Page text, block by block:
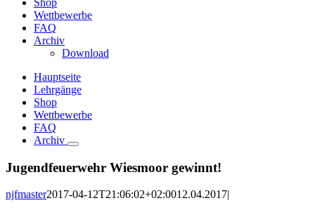
Shop
Wettbewerbe
FAQ
Archiv
Download
Hauptseite
Lehrgänge
Shop
Wettbewerbe
FAQ
Archiv
Jugendfeuerwehr Wiesmoor gewinnt!
njfmaster2017-04-12T21:06:02+02:0012.04.2017|